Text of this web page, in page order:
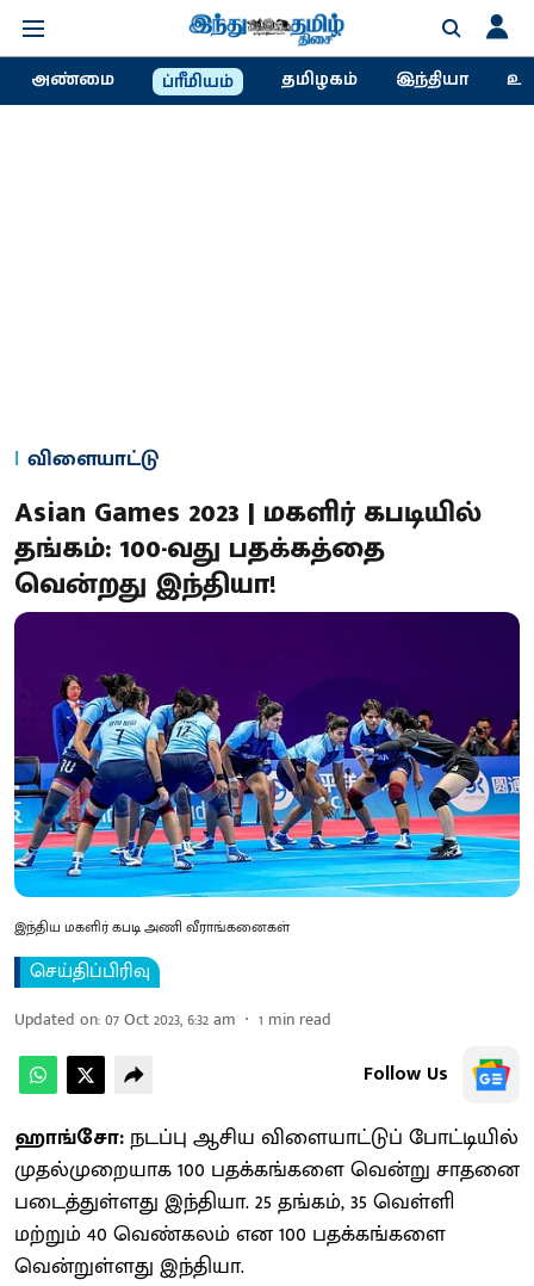
அண்மை ப்ரீமியம் தமிழகம் இந்தியா
விளையாட்டு
Asian Games 2023 | மகளிர் கபடியில்
தங்கம்: 100-வது பதக்கத்தை
வென்றது இந்தியா!
இந்திய மகளிர் கபடி அணி வீராங்கனைகள்
செய்திப்பிரிவு
Updated on:07 Oct 2023, 6:32 am 1 min read
Follow Us
ஹாங்சோ:நடப்பு ஆசிய விளையாட்டுப் போட்டியில்
முதல்முறையாக 100 பதக்கங்களை வென்று சாதனை
படைத்துள்ளது இந்தியா. 25 தங்கம், 35 வெள்ளி
மற்றும் 40 வெண்கலம் என 100 பதக்கங்களை
வென்றுள்ளது இந்தியா.